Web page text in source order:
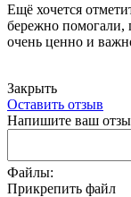
Ещё хочется
бережно помогали,
очень ценно и
Закрыть
Оставить отзыв
Напишите ваш
Файлы:
Прикрепить файл